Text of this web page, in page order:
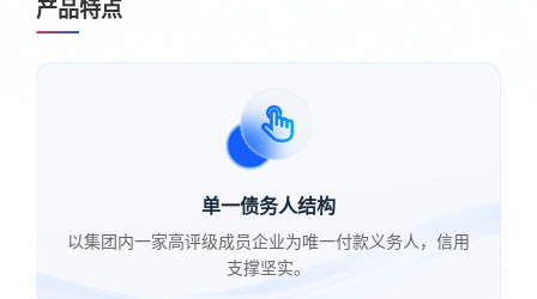
产品特点
单一债务人结构
以集团内一家高评级成员企业为唯一付款义务人，信用
支撑坚实。